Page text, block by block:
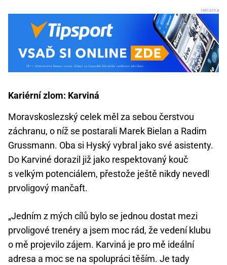
Kariérní zlom: Karviná
Moravskoslezský celek měl za sebou čerstvou
záchranu, o níž se postarali Marek Bielan a Radim
Grussmann. Oba si Hyský vybral jako své asistenty.
Do Karviné dorazil již jako respektovaný kouč
s velkým potenciálem, přestože ještě nikdy nevedl
prvoligový mančaft.
„Jedním z mých cílů bylo se jednou dostat mezi
prvoligové trenéry a jsem moc rád, že vedení klubu
o mě projevilo zájem. Karviná je pro mě ideální
adresa a moc se na spolupráci těším. Je tady